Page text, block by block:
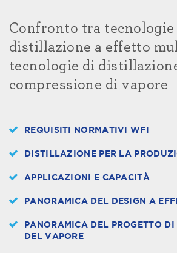
Confronto tra tecnologie
distillazione a effetto
tecnologie di
compressione di vapore
REQUISITI NORMATIVI WFI
DISTILLAZIONE PER LA
APPLICAZIONI E CAPACITÀ
PANORAMICA DEL DESIGN A
PANORAMICA DEL PROGETTO DI
DEL VAPORE